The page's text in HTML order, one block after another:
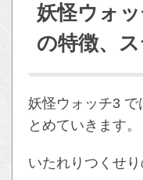
妖怪ウォ
の特徴、
妖怪ウォッチ3
とめていきます。
いたれりつくせ